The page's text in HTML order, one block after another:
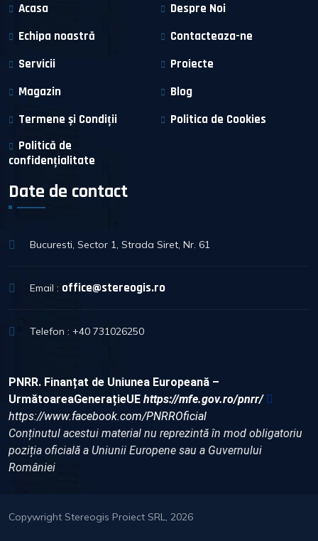
Acasa
Despre Noi
Echipa noastră
Contacteaza-ne
Servicii
Proiecte
Magazin
Blog
Termene și Condiții
Politica de Cookies
Politică de
confidențialitate
Date de contact
Bucuresti, Sector 1, Strada Siret, Nr. 61
Email : office@stereogis.ro
Telefon : +40 731026250
PNRR. Finanțat de Uniunea Europeană –
UrmătoareaGenerațieUE https://mfe.gov.ro/pnrr/
https://www.facebook.com/PNRROficial
Conținutul acestui material nu reprezintă în mod obligatoriu
poziția oficială a Uniunii Europene sau a Guvernului
României
Copywright Stereogis Proiect SRL, 2026